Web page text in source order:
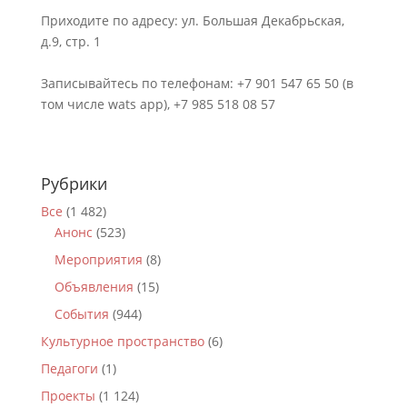
Приходите по адресу: ул. Большая Декабрьская,
д.9, стр. 1
Записывайтесь по телефонам: +7 901 547 65 50 (в
том числе wats app), +7 985 518 08 57
Рубрики
Все (1 482)
Анонс (523)
Мероприятия (8)
Объявления (15)
События (944)
Культурное пространство(6)
Педагоги (1)
Проекты (1 124)